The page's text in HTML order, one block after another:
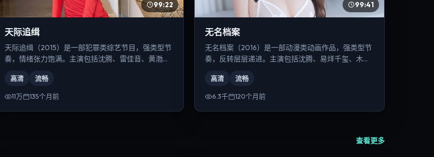
99:22
天际追缉
天际追缉（2015）是一部犯罪类综艺节目，强类型节
奏，情绪张力饱满。主演包括沈腾、雷佳音、黄渤
高清 流畅
11万 135个月前
99:41
无名档案
无名档案（2016）是一部动漫类动画作品，强类型节
奏，反转层层递进。主演包括沈腾、易烊千玺、木村
高清 流畅
6.3千 120个月前
查看更多